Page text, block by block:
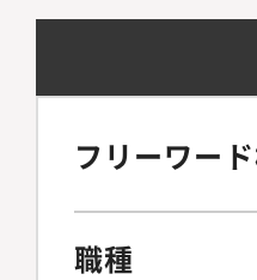
フリーワー
職種